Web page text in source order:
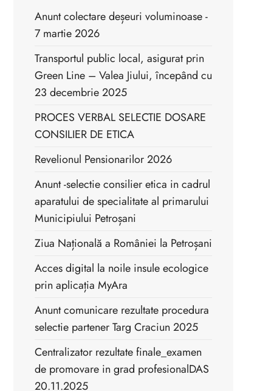
Anunt colectare deșeuri voluminoase -
7 martie 2026
Transportul public local, asigurat prin
Green Line – Valea Jiului, începând cu
23 decembrie 2025
PROCES VERBAL SELECTIE DOSARE
CONSILIER DE ETICA
Revelionul Pensionarilor 2026
Anunt -selectie consilier etica in cadrul
aparatului de specialitate al primarului
Municipiului Petroșani
Ziua Națională a României la Petroșani
Acces digital la noile insule ecologice
prin aplicația MyAra
Anunt comunicare rezultate procedura
selectie partener Targ Craciun 2025
Centralizator rezultate finale_examen
de promovare in grad profesionalDAS
20.11.2025